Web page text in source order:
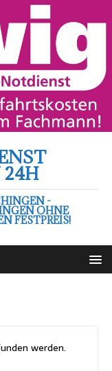
24H
-
OHNE
FESTPREIS!
werden.